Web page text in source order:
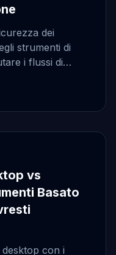
dei
strumenti di
i flussi di
vs
Basato
con i